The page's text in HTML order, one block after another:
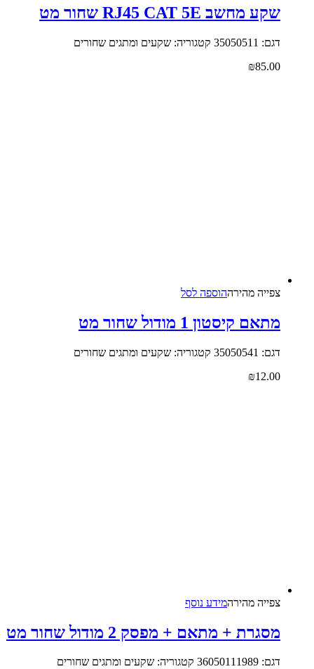
שקע מחשב RJ45 CAT 5E שחור מט
דגם: 35050511 קטגוריה: שקעים ומתגים שחורים
₪85.00
צפייה‬ ‫מהירה‬הוספה לסל
מתאם קיסטון 1 מודול שחור מט
דגם: 35050541 קטגוריה: שקעים ומתגים שחורים
₪12.00
צפייה‬ ‫מהירה‬מידע נוסף
מסגרת + מתאם + מפסק 2 מודול שחור מט
דגם: 36050111989 קטגוריה: שקעים ומתגים שחורים